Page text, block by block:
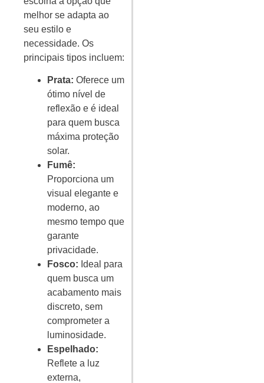
melhor se adapta ao
seu estilo e
necessidade. Os
principais tipos incluem:
Prata: Oferece um
ótimo nível de
reflexão e é ideal
para quem busca
máxima proteção
solar.
Fumê:
Proporciona um
visual elegante e
moderno, ao
mesmo tempo que
garante
privacidade.
Fosco: Ideal para
quem busca um
acabamento mais
discreto, sem
comprometer a
luminosidade.
Espelhado:
Reflete a luz
externa,